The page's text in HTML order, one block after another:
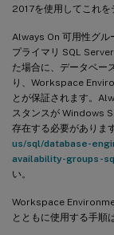
2017を使用してこれを
Always On 可用性グル
プライマリ SQL
た場合に、データベー
り、Workspace
とが保証されます。
スタンスが Windows
存在する必要がありま
us/sql/database-
availability-groups-
い。
Workspace
とともに使用する手順